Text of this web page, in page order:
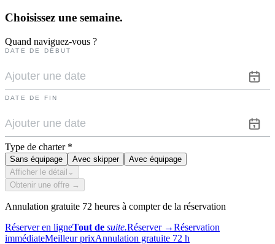
Choisissez une semaine.
Quand naviguez-vous ?
DATE DE DÉBUT
DATE DE FIN
Type de charter *
Sans équipage Avec skipper
Avec équipage
Afficher le détail ⌄
Obtenir une offre →
Annulation gratuite 72 heures à compter de la réservation
Réserver en ligneTout de suite.Réserver →Réservation
immédiateMeilleur prixAnnulation gratuite 72 h